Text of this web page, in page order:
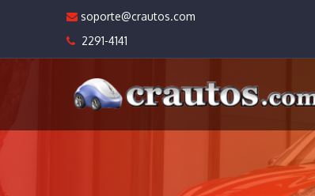
soporte@crautos.com
2291-4141